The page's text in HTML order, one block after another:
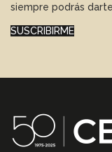
siempre podrás
SUSCRIBIRME